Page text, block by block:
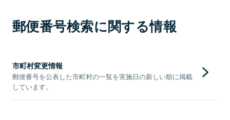
郵便番号検索に関する情報
市町村変更情報
郵便番号を公表した市町村の一覧を実施日の新しい順に掲載
しています。